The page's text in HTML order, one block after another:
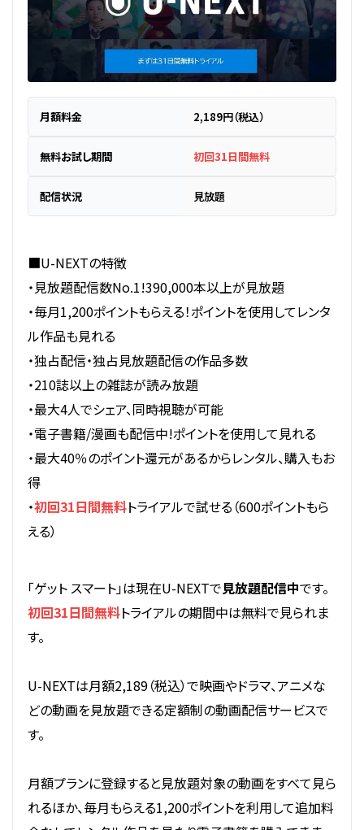
月額料金 2,189円（税込）
無料お試し期間 初回31日間無料
配信状況 見放題
■U-NEXTの特徴
・見放題配信数No.1!390,000本以上が見放題
・毎月1,200ポイントもらえる！ポイントを使用してレンタ
ル作品も見れる
・独占配信・独占見放題配信の作品多数
・210誌以上の雑誌が読み放題
・最大4人でシェア、同時視聴が可能
・電子書籍/漫画も配信中!ポイントを使用して見れる
・最大40％のポイント還元があるからレンタル、購入もお
得
・初回31日間無料トライアルで試せる（600ポイントもら
える）
「ゲット スマート」は現在U-NEXTで見放題配信中です。
初回31日間無料トライアルの期間中は無料で見られま
す。
U-NEXTは月額2,189（税込）で映画やドラマ、アニメな
どの動画を見放題できる定額制の動画配信サービスで
す。
月額プランに登録すると見放題対象の動画をすべて見ら
れるほか、毎月もらえる1,200ポイントを利用して追加料